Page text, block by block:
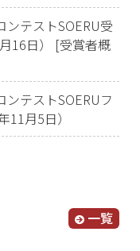
テストSOERU受
16日）
[受賞者概
テストSOERUフ
11月5日）
一覧